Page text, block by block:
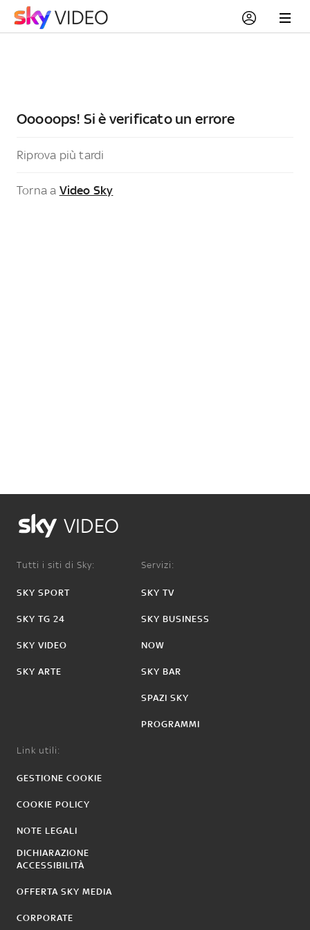
Ooooops! Si è verificato un errore
Riprova più tardi
Torna a Video Sky
VIDEO
Tutti i siti di Sky:
SKY SPORT
SKY TG 24
SKY VIDEO
SKY ARTE
Servizi:
SKY TV
SKY BUSINESS
NOW
SKY BAR
SPAZI SKY
PROGRAMMI
Link utili:
GESTIONE COOKIE
COOKIE POLICY
NOTE LEGALI
DICHIARAZIONE
ACCESSIBILITÀ
OFFERTA SKY MEDIA
CORPORATE